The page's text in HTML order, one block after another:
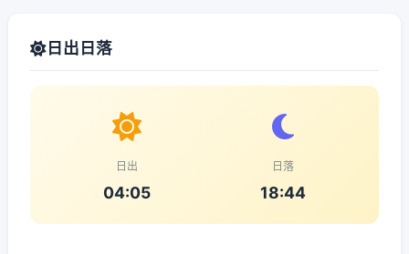
日出日落
日出
04:05
日落
18:44